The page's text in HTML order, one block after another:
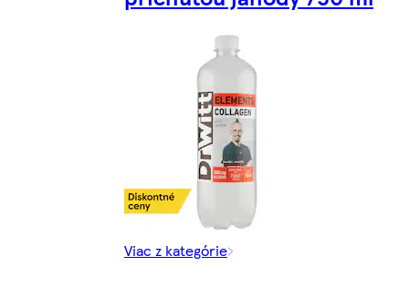
Viac z kategórie